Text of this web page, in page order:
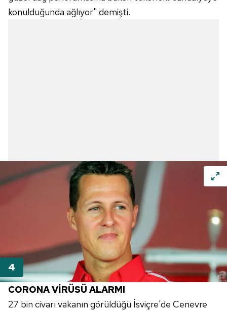
konulduğunda ağlıyor" demişti.
CORONA VİRÜSÜ ALARMI
27 bin civarı vakanın görüldüğü İsviçre'de Cenevre